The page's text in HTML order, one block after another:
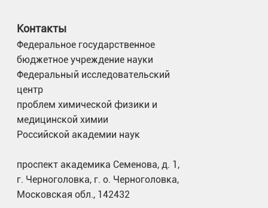
Контакты
Федеральное государственное
бюджетное учреждение науки
Федеральный исследовательский
центр
проблем химической физики и
медицинской химии
Российской академии наук
проспект академика Семенова, д. 1,
г. Черноголовка, г. о. Черноголовка,
Московская обл., 142432